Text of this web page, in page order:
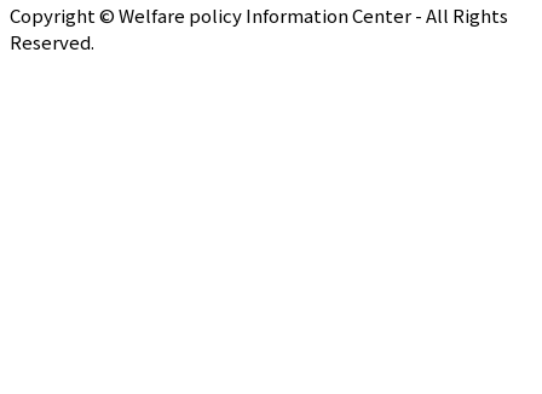
Copyright © Welfare policy Information Center - All Rights
Reserved.